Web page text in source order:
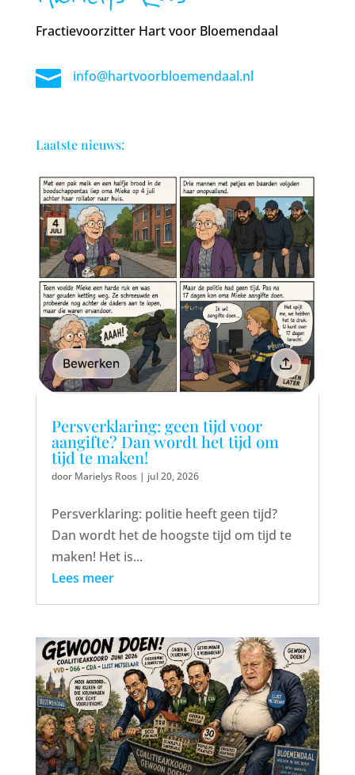
Fractievoorzitter Hart voor Bloemendaal
 info@hartvoorbloemendaal.nl
Laatste nieuws:
Persverklaring: geen tijd voor
aangifte? Dan wordt het tijd om
tijd te maken!
door Marielys Roos| jul 20, 2026
Persverklaring: politie heeft geen tijd?
Dan wordt het de hoogste tijd om tijd te
maken! Het is...
Lees meer